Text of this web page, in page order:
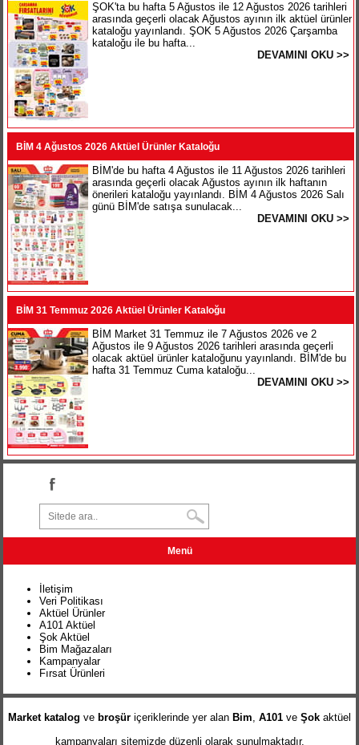
ŞOK'ta bu hafta 5 Ağustos ile 12 Ağustos 2026 tarihleri
arasında geçerli olacak Ağustos ayının ilk aktüel ürünler
kataloğu yayınlandı. ŞOK 5 Ağustos 2026 Çarşamba
kataloğu ile bu hafta...
DEVAMINI OKU >>
BİM 4 Ağustos 2026 Aktüel Ürünler Kataloğu
BİM'de bu hafta 4 Ağustos ile 11 Ağustos 2026 tarihleri
arasında geçerli olacak Ağustos ayının ilk haftanın
önerileri kataloğu yayınlandı. BİM 4 Ağustos 2026 Salı
günü BİM'de satışa sunulacak...
DEVAMINI OKU >>
BİM 31 Temmuz 2026 Aktüel Ürünler Kataloğu
BİM Market 31 Temmuz ile 7 Ağustos 2026 ve 2
Ağustos ile 9 Ağustos 2026 tarihleri arasında geçerli
olacak aktüel ürünler kataloğunu yayınlandı. BİM'de bu
hafta 31 Temmuz Cuma kataloğu...
DEVAMINI OKU >>
Menü
İletişim
Veri Politikası
Aktüel Ürünler
A101 Aktüel
Şok Aktüel
Bim Mağazaları
Kampanyalar
Fırsat Ürünleri
Market katalog ve broşür içeriklerinde yer alan Bim, A101 ve Şok aktüel
kampanyaları sitemizde düzenli olarak sunulmaktadır.